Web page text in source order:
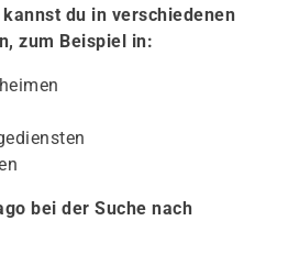
du in verschiedenen
zum Beispiel in:
bei der Suche nach